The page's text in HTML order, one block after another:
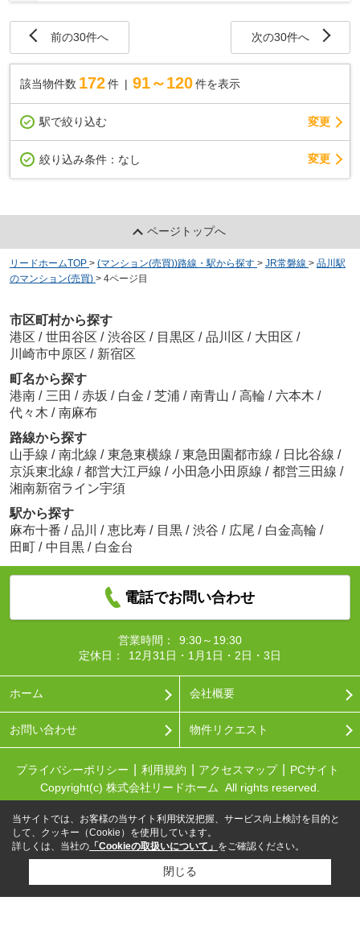
前の30件へ 次の30件へ
該当物件数 172件 91～120 件を表示
駅で絞り込む 変更
絞り込み条件： なし 変更
ページトップへ
リードホームTOP > (マンション(売買))路線・駅から探す > JR常磐線 > 品川駅
のマンション(売買) > 4ページ目
市区町村から探す
港区 / 世田谷区 / 渋谷区 / 目黒区 / 品川区 / 大田区 /
川崎市中原区 / 新宿区
町名から探す
港南 / 三田 / 赤坂 / 白金 / 芝浦 / 南青山 / 高輪 / 六本木 /
代々木 / 南麻布
路線から探す
山手線 / 南北線 / 東急東横線 / 東急田園都市線 / 日比谷線 /
京浜東北線 / 都営大江戸線 / 小田急小田原線 / 都営三田線 /
湘南新宿ライン宇須
駅から探す
麻布十番 / 品川 / 恵比寿 / 目黒 / 渋谷 / 広尾 / 白金高輪 /
田町 / 中目黒 / 白金台
電話でお問い合わせ
営業時間：
9:30～19:30
定休日：
12月31日・1月1日・2日・3日
ホーム 会社概要
お問い合わせ 物件リクエスト
プライバシーポリシー 利用規約 アクセスマップ
PCサイト
Copyright(c) 株式会社リードホーム All rights reserved.
当サイトでは、お客様の当サイト利用状況把握、サービス向上検討を目的と
して、クッキー（Cookie）を使用しています。
詳しくは、当社の 「Cookieの取扱いについて」 をご確認ください。
閉じる